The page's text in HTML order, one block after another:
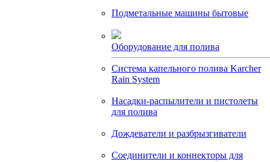
Подметальные машины бытовые
Оборудование для полива
Система капельного полива Karcher
Rain System
Насадки-распылители и пистолеты
для полива
Дождеватели и разбрызгиватели
Соединители и коннекторы для